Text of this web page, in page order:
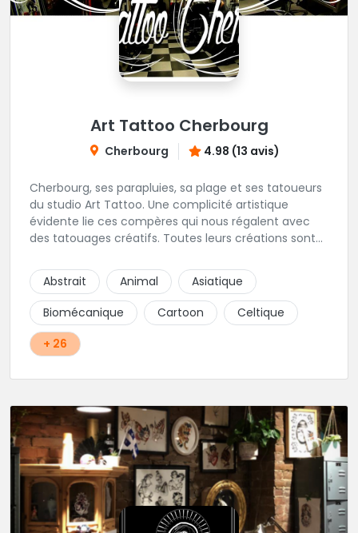
Art Tattoo Cherbourg
Cherbourg 4.98 (13 avis)
Cherbourg, ses parapluies, sa plage et ses tatoueurs
du studio Art Tattoo. Une complicité artistique
évidente lie ces compères qui nous régalent avec
des tatouages créatifs. Toutes leurs créations sont
d'hygiène les plus strictes. Du new-school, du old
school, fantasy ou encore réaliste, Niko, Anthony,
Cody et les nombreux Guest seront adapter vos
idées en tatouages uniques et créatifs.
Abstrait Animal
Asiatique
Biomécanique
Cartoon
Celtique
+ 26